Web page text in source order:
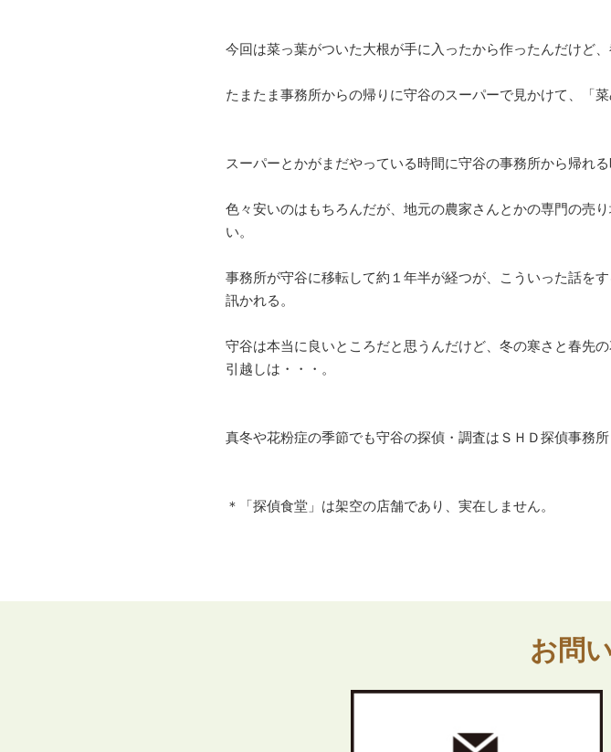
今回は菜っ葉がついた大根が手に入ったから作ったんだけど
たまたま事務所からの帰りに守谷のスーパーで見かけて、「
スーパーとかがまだやっている時間に守谷の事務所から帰れ
色々安いのはもちろんだが、地元の農家さんとかの専門の売
い。
事務所が守谷に移転して約１年半が経つが、こういった話を
訊かれる。
守谷は本当に良いところだと思うんだけど、冬の寒さと春先
引越しは・・・。
真冬や花粉症の季節でも守谷の探偵・調査はＳＨＤ探偵事務
＊「探偵食堂」は架空の店舗であり、実在しません。
お問